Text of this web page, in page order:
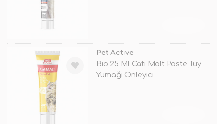
Pet Active
Bio 25 Ml Cati Malt Paste Tüy
Yumaği Önleyici